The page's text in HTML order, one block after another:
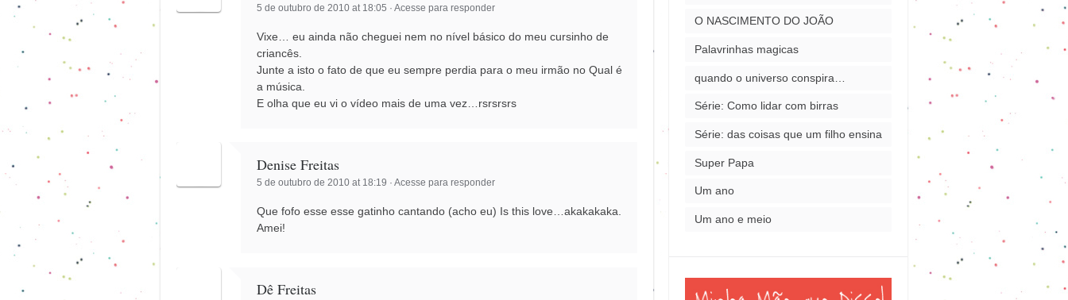
5 de outubro de 2010 at 18:05 ·Acesse para responder
Vixe… eu ainda não cheguei nem no nível básico do meu cursinho de
criancês.
Junte a isto o fato de que eu sempre perdia para o meu irmão no Qual é
a música.
E olha que eu vi o vídeo mais de uma vez…rsrsrsrs
Denise Freitas
5 de outubro de 2010 at 18:19 ·Acesse para responder
Que fofo esse esse gatinho cantando (acho eu) Is this love…akakakaka.
Amei!
Dê Freitas
O NASCIMENTO DO JOÃO
Palavrinhas magicas
quando o universo conspira…
Série: Como lidar com birras
Série: das coisas que um filho ensina
Super Papa
Um ano
Um ano e meio